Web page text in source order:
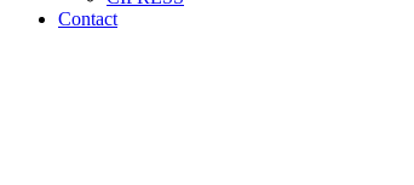
Contact